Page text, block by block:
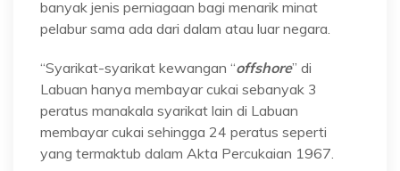
banyak jenis perniagaan bagi menarik minat
pelabur sama ada dari dalam atau luar negara.
“Syarikat-syarikat kewangan “offshore” di
Labuan hanya membayar cukai sebanyak 3
peratus manakala syarikat lain di Labuan
membayar cukai sehingga 24 peratus seperti
yang termaktub dalam Akta Percukaian 1967.